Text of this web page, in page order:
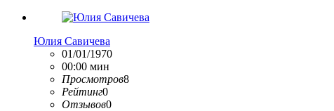
Юлия Савичева
01/01/1970
00:00 мин
Просмотров8
Рейтинг0
Отзывов0